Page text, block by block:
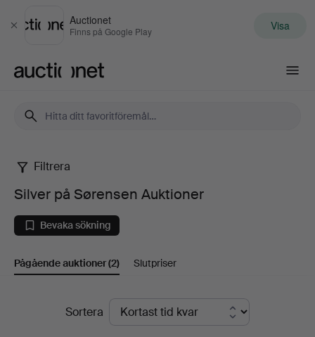
Stäng
Auctionet
Finns på Google Play Visa
Silver
på
Sørensen
Auktioner
Filtrera
Silver på Sørensen Auktioner
Bevaka sökning
Pågående auktioner(2) Slutpriser
PågåendeSortera